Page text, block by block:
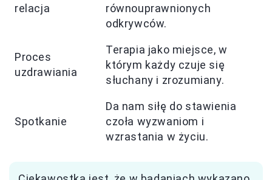
relacja
równouprawnionych
odkrywców.
Proces
uzdrawiania
Terapia jako miejsce, w
którym każdy czuje się
słuchany i zrozumiany.
Spotkanie
Da nam siłę do stawienia
czoła wyzwaniom i
wzrastania w życiu.